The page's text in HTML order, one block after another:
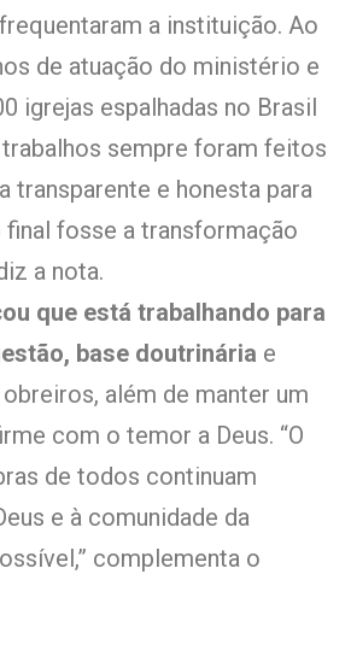
a instituição. Ao
de atuação do ministério e
igrejas espalhadas no Brasil
sempre foram feitos
transparente e honesta para
fosse a transformação
a nota.
que está trabalhando para
base doutrinária e
além de manter um
com o temor a Deus. “O
de todos continuam
e à comunidade da
complementa o